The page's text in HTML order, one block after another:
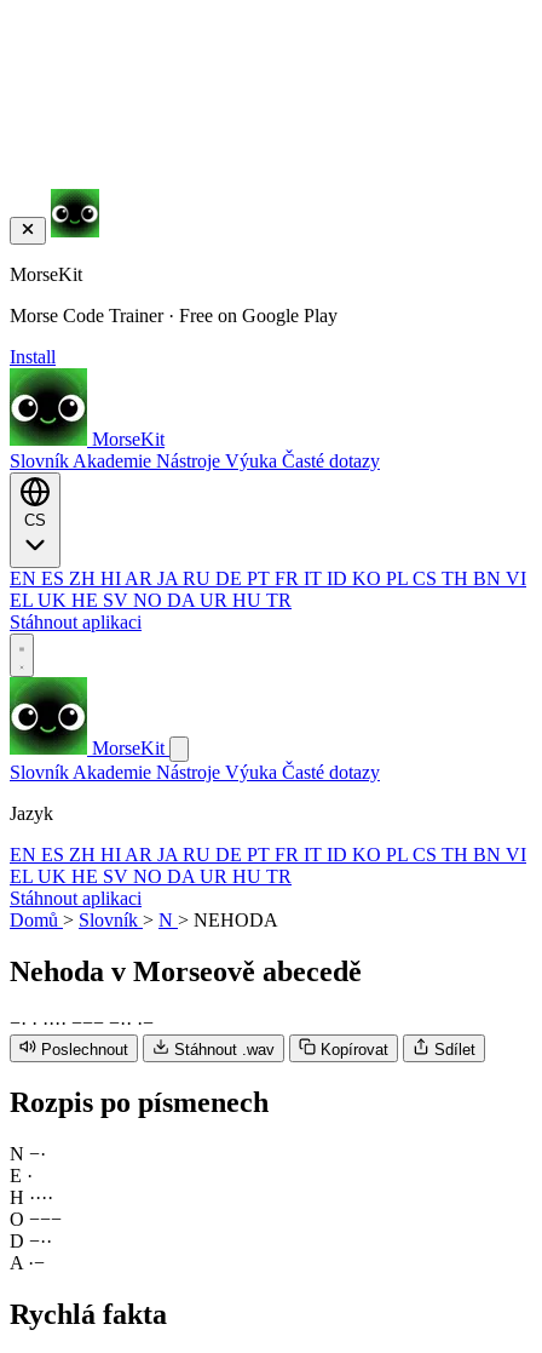
MorseKit
Morse Code Trainer · Free on Google Play
Install
MorseKit
Slovník Akademie Nástroje Výuka Časté dotazy
EN ES ZH HI AR JA RU DE PT FR IT ID KO PL CS TH BN VI
EL UK HE SV NO DA UR HU TR
Stáhnout aplikaci
MorseKit
Slovník Akademie Nástroje Výuka Časté dotazy
Jazyk
EN ES ZH HI AR JA RU DE PT FR IT ID KO PL CS TH BN VI
EL UK HE SV NO DA UR HU TR
Stáhnout aplikaci
Domů > Slovník > N > NEHODA
Nehoda v Morseově abecedě
−· · ···· −−− −·· ·−
Poslechnout Stáhnout .wav Kopírovat Sdílet
Rozpis po písmenech
N −·
E ·
H ····
O −−−
D −··
A ·−
Rychlá fakta